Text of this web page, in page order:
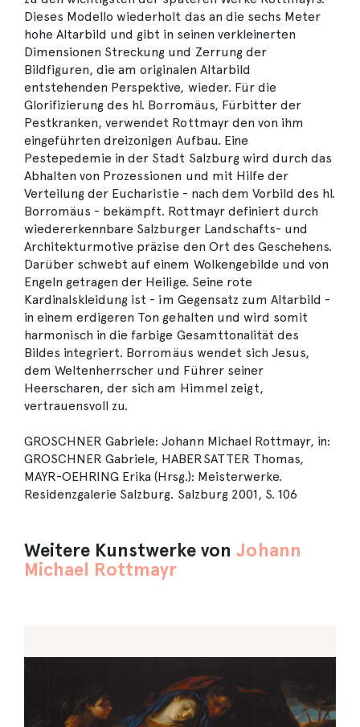
Dieses Modello wiederholt das an die sechs Meter
hohe Altarbild und gibt in seinen verkleinerten
Dimensionen Streckung und Zerrung der
Bildfiguren, die am originalen Altarbild
entstehenden Perspektive, wieder. Für die
Glorifizierung des hl. Borromäus, Fürbitter der
Pestkranken, verwendet Rottmayr den von ihm
eingeführten dreizonigen Aufbau. Eine
Pestepedemie in der Stadt Salzburg wird durch das
Abhalten von Prozessionen und mit Hilfe der
Verteilung der Eucharistie - nach dem Vorbild des hl.
Borromäus - bekämpft. Rottmayr definiert durch
wiedererkennbare Salzburger Landschafts- und
Architekturmotive präzise den Ort des Geschehens.
Darüber schwebt auf einem Wolkengebilde und von
Engeln getragen der Heilige. Seine rote
Kardinalskleidung ist - im Gegensatz zum Altarbild -
in einem erdigeren Ton gehalten und wird somit
harmonisch in die farbige Gesamttonalität des
Bildes integriert. Borromäus wendet sich Jesus,
dem Weltenherrscher und Führer seiner
Heerscharen, der sich am Himmel zeigt,
vertrauensvoll zu.
GROSCHNER Gabriele: Johann Michael Rottmayr, in:
GROSCHNER Gabriele, HABERSATTER Thomas,
MAYR-OEHRING Erika (Hrsg.): Meisterwerke.
Residenzgalerie Salzburg. Salzburg 2001, S. 106
Weitere Kunstwerke vonJohann
Michael Rottmayr